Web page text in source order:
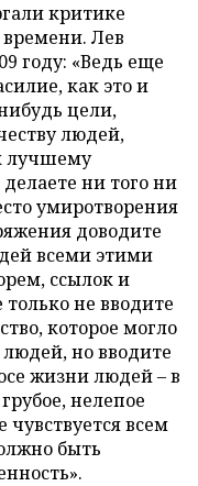
критике
Лев
году: «Ведь еще
как это и
цели,
людей,
лучшему
ни того ни
умиротворения
доводите
всеми этими
ссылок и
не вводите
которое могло
но вводите
жизни людей – в
нелепое
чувствуется всем
быть